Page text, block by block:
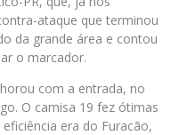
ataque que terminou
da grande área e contou
o marcador.
com a entrada, no
O camisa 19 fez ótimas
era do Furacão,